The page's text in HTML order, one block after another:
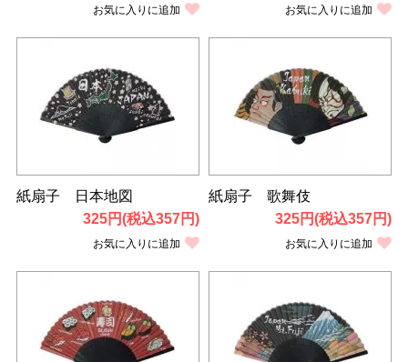
お気に入りに追加 お気に入りに追加
紙扇子 日本地図
325円(税込357円)
お気に入りに追加
紙扇子 歌舞伎
325円(税込357円)
お気に入りに追加